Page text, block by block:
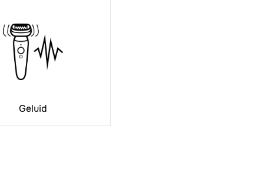
Geluid